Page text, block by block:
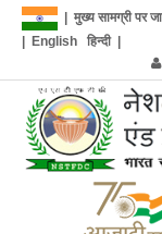
मुख्य सामग्री पर
English हिन्दी|